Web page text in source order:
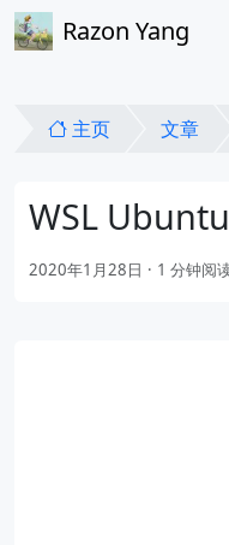
Razon Yang
主页 文章
WSL
2020年1月28日 1 分钟阅